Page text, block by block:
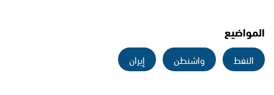
المواضيع
النفط واشنطن إيران